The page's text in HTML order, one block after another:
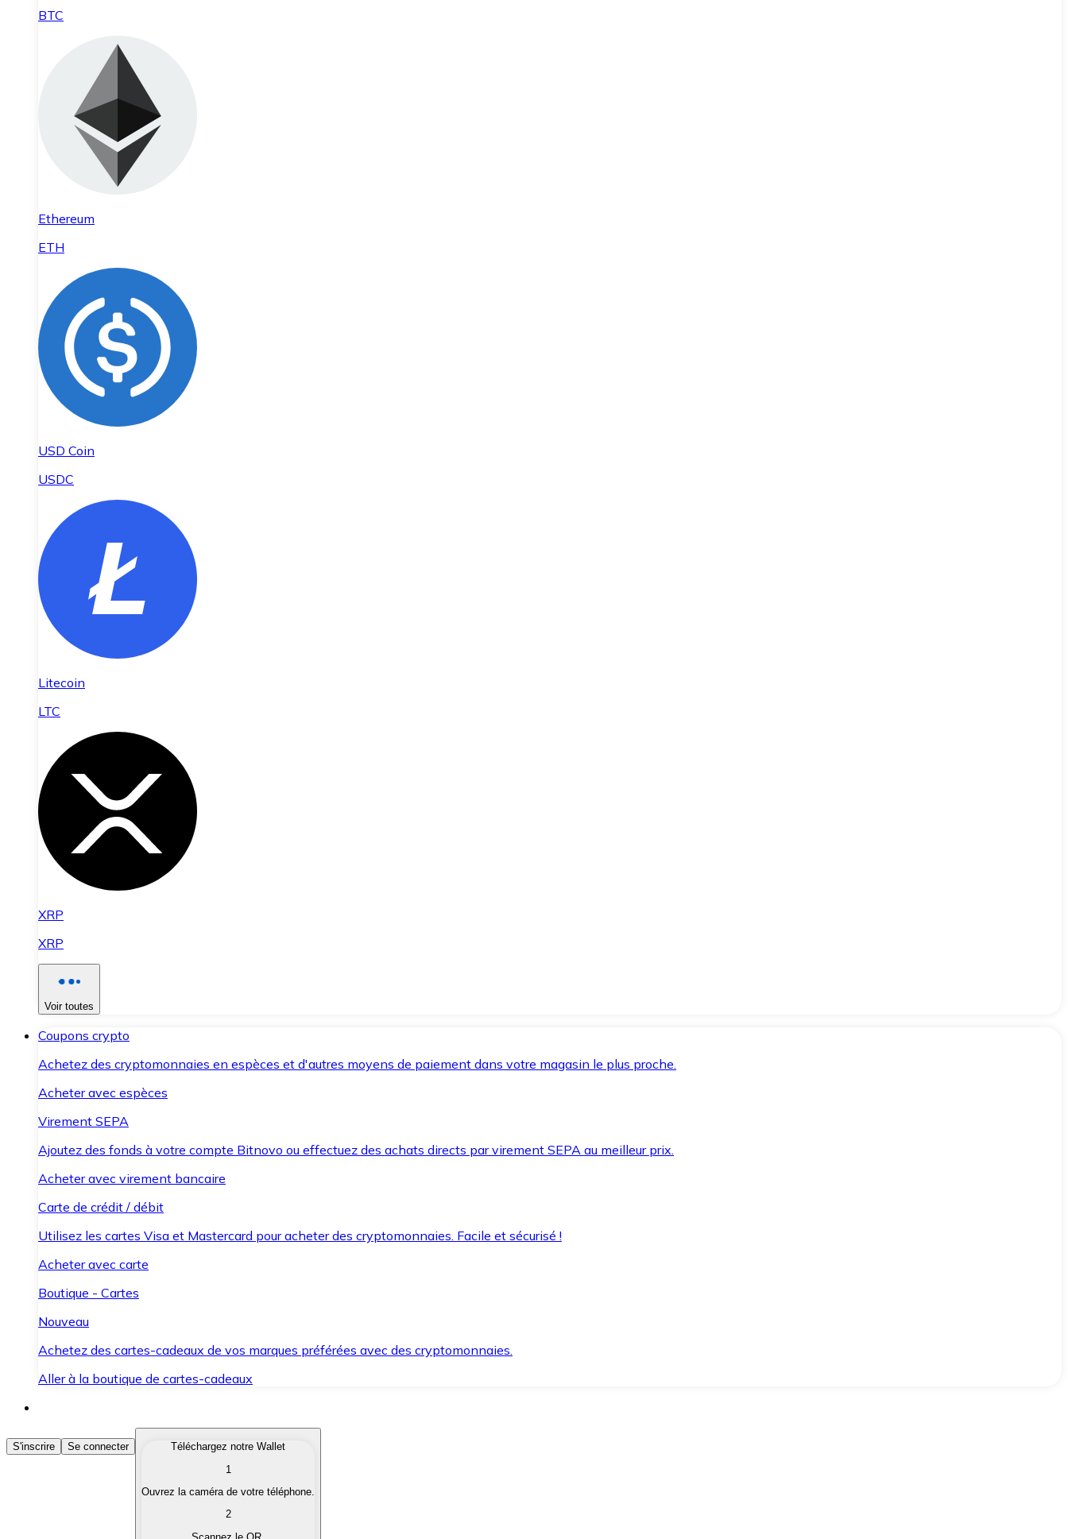
BTC
Ethereum
ETH
USD Coin
USDC
Litecoin
LTC
XRP
XRP
Voir toutes
Coupons crypto
Achetez des cryptomonnaies en espèces et d'autres moyens de paiement dans votre magasin le plus proche.
Acheter avec espèces
Virement SEPA
Ajoutez des fonds à votre compte Bitnovo ou effectuez des achats directs par virement SEPA au meilleur prix.
Acheter avec virement bancaire
Carte de crédit / débit
Utilisez les cartes Visa et Mastercard pour acheter des cryptomonnaies. Facile et sécurisé !
Acheter avec carte
Boutique - Cartes
Nouveau
Achetez des cartes-cadeaux de vos marques préférées avec des cryptomonnaies.
Aller à la boutique de cartes-cadeaux
Acheter des Cryptomonnaies
Achetez les cryptomonnaies qui vous intéressent rapidement et en toute sécurité.
Convertissez vos cryptomonnaies en monnaie fiduciaire lorsque vous en avez besoin.
S'inscrire Se connecter
Téléchargez notre Wallet
1
Ouvrez la caméra de votre téléphone.
2